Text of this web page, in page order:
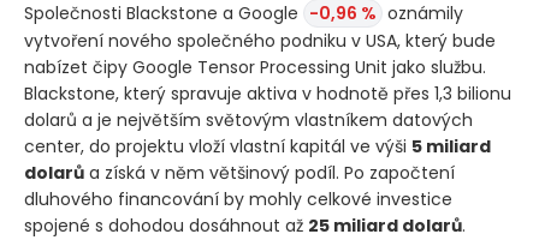
Společnosti Blackstone a Google -0,96 % oznámily
vytvoření nového společného podniku v USA, který bude
nabízet čipy Google Tensor Processing Unit jako službu.
Blackstone, který spravuje aktiva v hodnotě přes 1,3 bilionu
dolarů a je největším světovým vlastníkem datových
center, do projektu vloží vlastní kapitál ve výši 5 miliard
dolarů a získá v něm většinový podíl. Po započtení
dluhového financování by mohly celkové investice
spojené s dohodou dosáhnout až 25 miliard dolarů.